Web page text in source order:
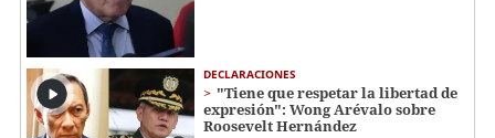
DECLARACIONES
"Tiene que respetar la libertad de
expresión": Wong Arévalo sobre
Roosevelt Hernández